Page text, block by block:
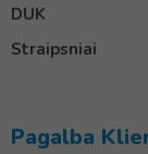
DUK
Straipsniai
Pagalba